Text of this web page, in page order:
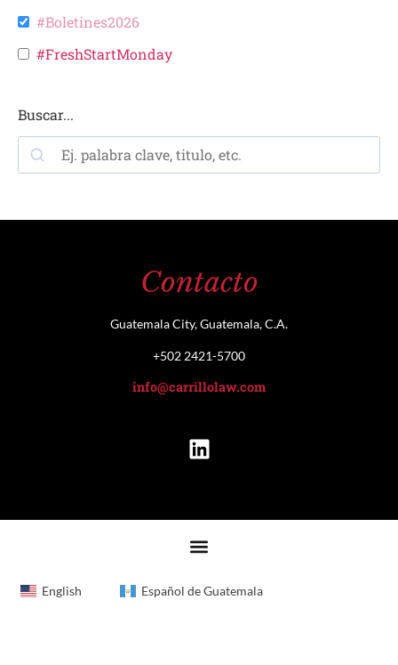
#Boletines2026
#FreshStartMonday
Buscar...
Contacto
Guatemala City, Guatemala, C.A.
+502 2421-5700
info@carrillolaw.com
English Español de Guatemala